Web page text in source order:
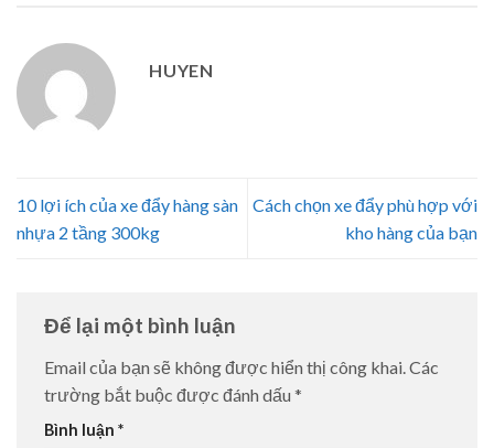
HUYEN
10 lợi ích của xe đẩy hàng sàn
nhựa 2 tầng 300kg
Cách chọn xe đẩy phù hợp với
kho hàng của bạn
Để lại một bình luận
Email của bạn sẽ không được hiển thị công khai. Các
trường bắt buộc được đánh dấu *
Bình luận *